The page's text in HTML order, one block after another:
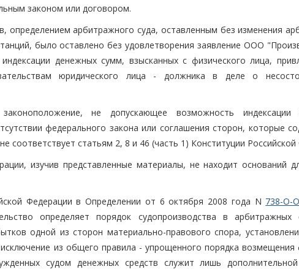
законом или договором.
определением арбитражного суда, оставленным без изменения
было оставлено без удовлетворения заявление ООО
денежных сумм, взысканных с физического лица,
юридического лица - должника в деле о
не допускающее возможность индексации
федерального закона или соглашения сторон, которые
соответствует статьям 2, 8 и 46 (часть 1) Конституции
изучив представленные материалы, не находит оснований
Федерации в Определении от 6 октября 2008 года N 738-О-О
определяет порядок судопроизводства в
одной из сторон материально-правового спора,
из общего правила - упрощенного порядка возмещения
судом денежных средств служит лишь дополнительной